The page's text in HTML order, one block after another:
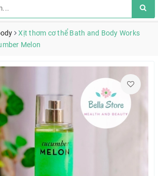
Xịt thơm cơ thể Bath and Body Works
Melon